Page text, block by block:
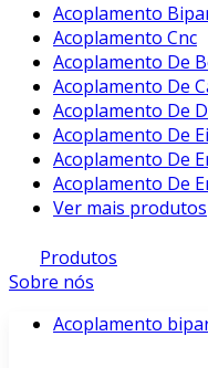
Acoplamento
Acoplamento Cnc
Acoplamento De
Acoplamento De
Acoplamento De
Acoplamento De
Acoplamento De
Acoplamento De
Ver mais produtos
Produtos
Sobre nós
Acoplamento